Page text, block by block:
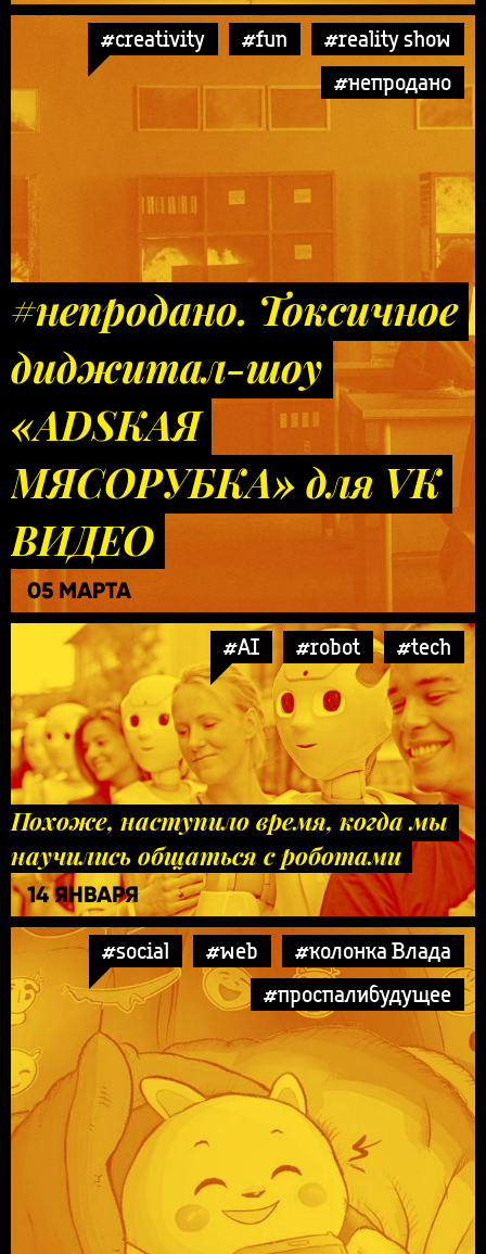
#creativity #fun
#reality show
#непродано
#непродано. Токсичное
диджитал-шоу
«ADSКАЯ
МЯСОРУБКА» для VK
ВИДЕО
05 МАРТА
#AI #robot #tech
Похоже, наступило время, когда мы
научились общаться с роботами
14 ЯНВАРЯ
#social #web
#колонка Влада
#проспалибудущее